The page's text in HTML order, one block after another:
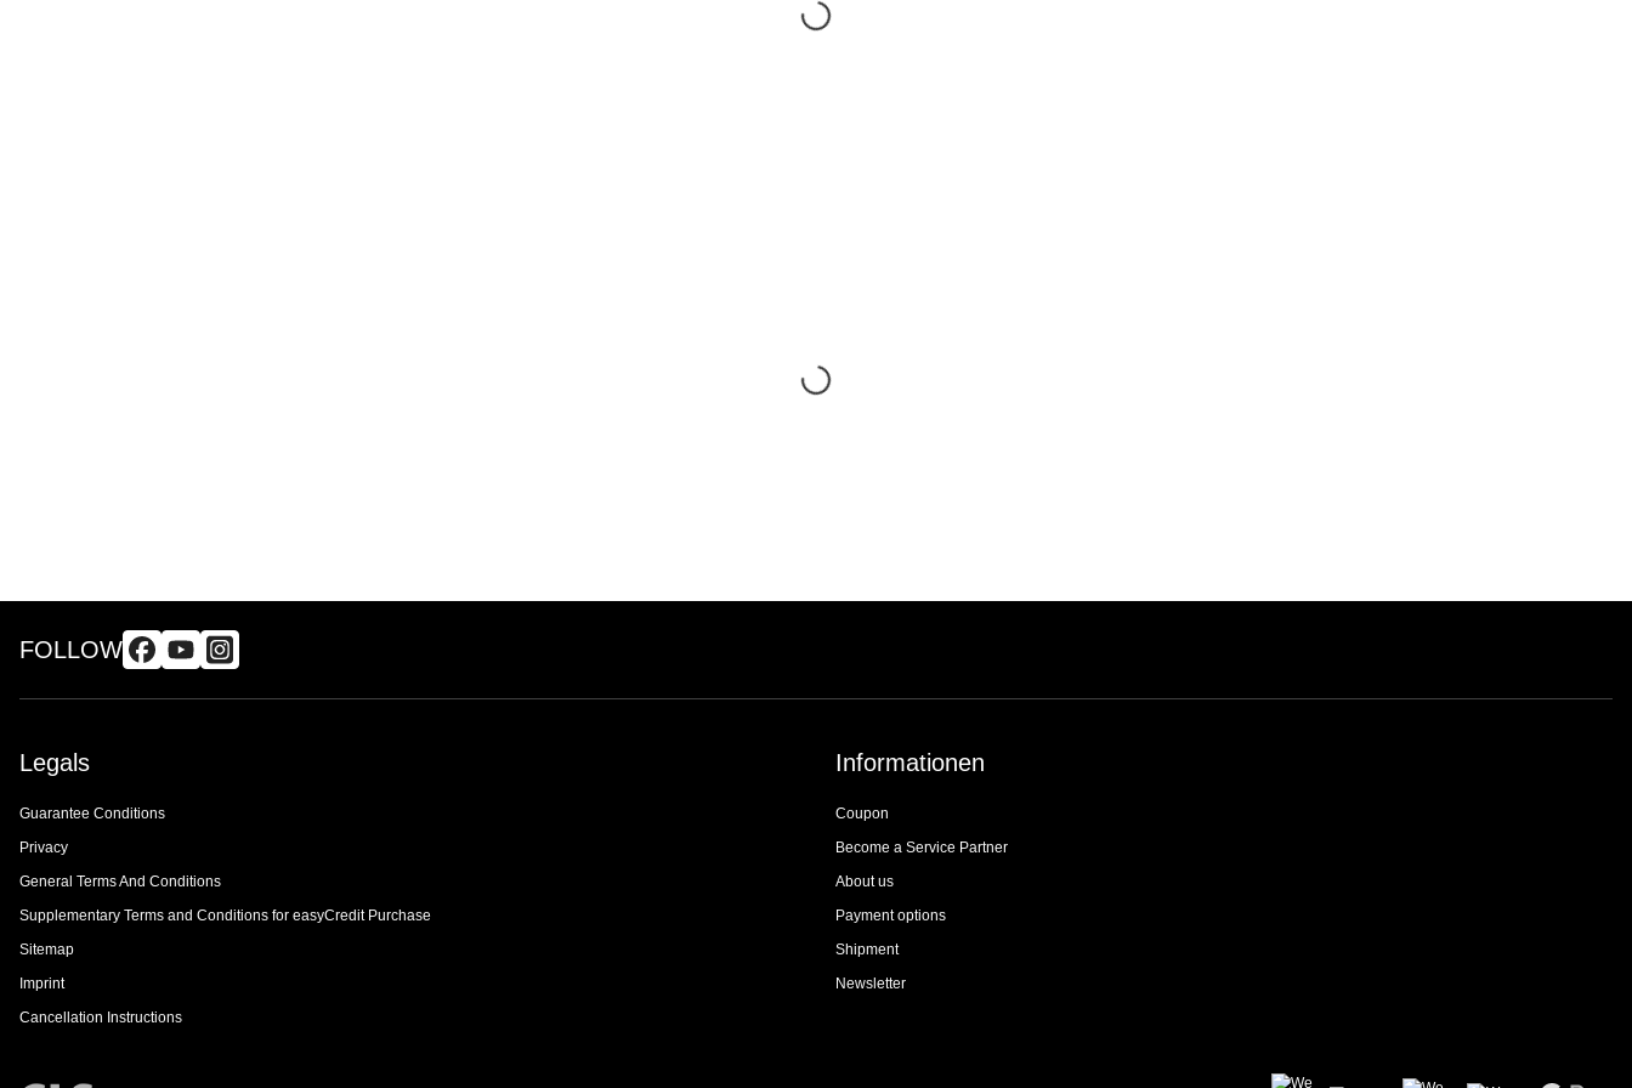
FOLLOW
Legals
Guarantee Conditions
Privacy
General Terms And Conditions
Supplementary Terms and Conditions for easyCredit Purchase
Sitemap
Imprint
Cancellation Instructions
Informationen
Coupon
Become a Service Partner
About us
Payment options
Shipment
Newsletter